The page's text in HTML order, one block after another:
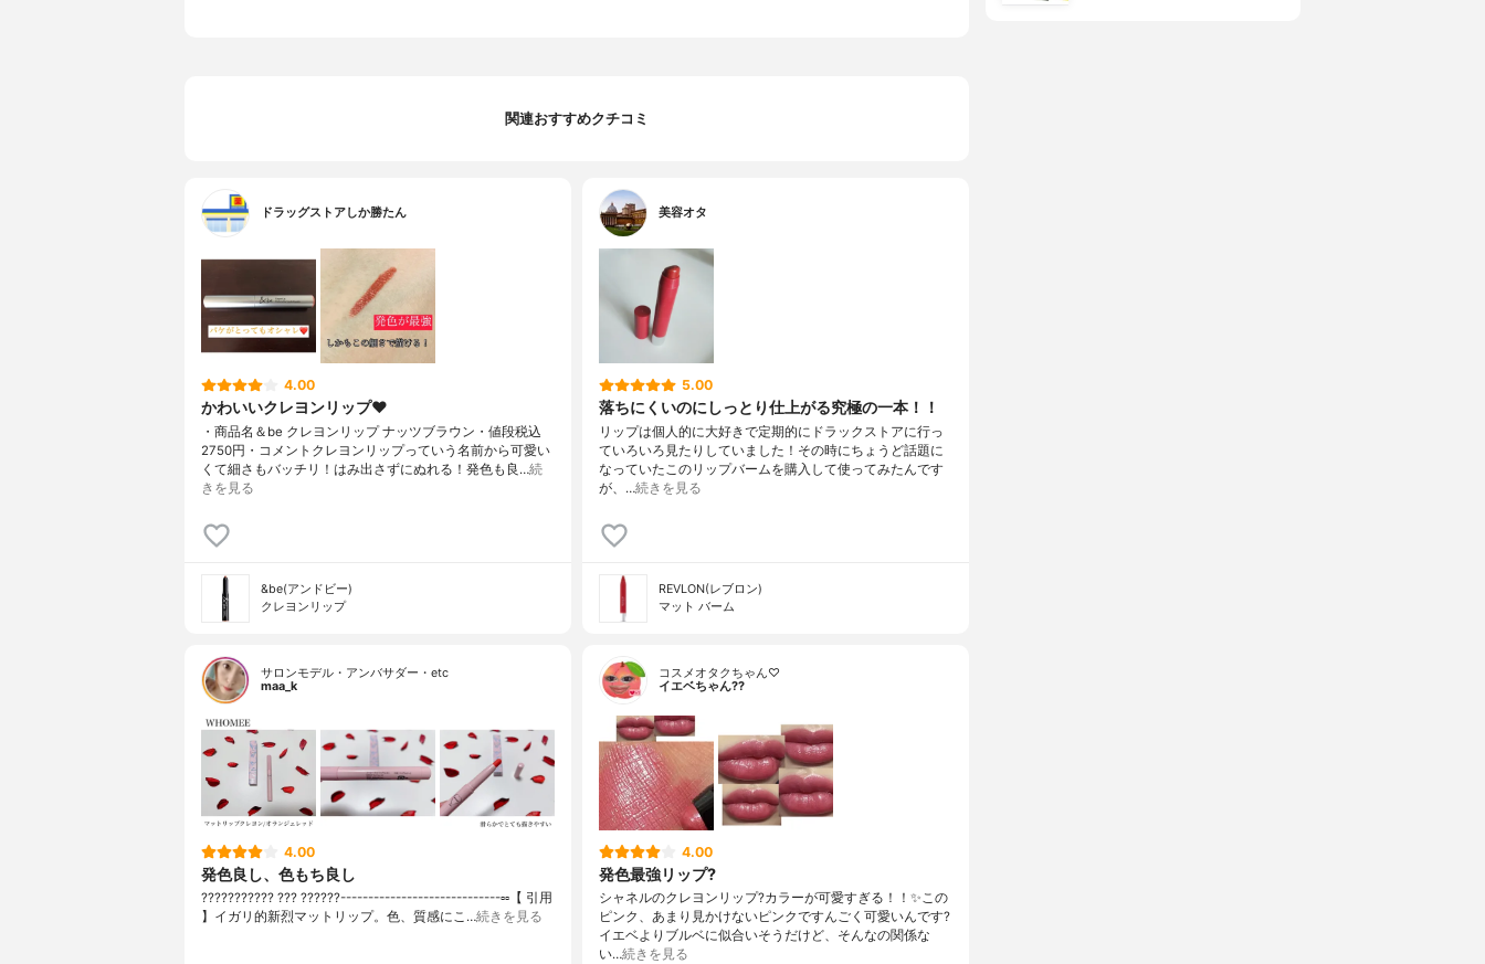
関連おすすめクチコミ
ドラッグストアしか勝たん
4.00
かわいいクレヨンリップ❤︎
・商品名＆be クレヨンリップ ナッツブラウン・値段税込
2750円・コメントクレヨンリップっていう名前から可愛い
くて細さもバッチリ！はみ出さずにぬれる！発色も良…続
きを見る
&be(アンドビー)
クレヨンリップ
美容オタ
5.00
落ちにくいのにしっとり仕上がる究極の一本！！
リップは個人的に大好きで定期的にドラックストアに行っ
ていろいろ見たりしていました！その時にちょうど話題に
なっていたこのリップバームを購入して使ってみたんです
が、…続きを見る
REVLON(レブロン)
マット バーム
サロンモデル・アンバサダー・etc
maa_k
4.00
発色良し、色もち良し
??????????? ??? ??????-----------------------------▫️▫️【 引用
】イガリ的新烈マットリップ。色、質感にこ…続きを見る
コスメオタクちゃん♡
イエベちゃん??
4.00
発色最強リップ?
シャネルのクレヨンリップ?カラーが可愛すぎる！！✨この
ピンク、あまり見かけないピンクですんごく可愛いんです?
イエベよりブルベに似合いそうだけど、そんなの関係な
い…続きを見る